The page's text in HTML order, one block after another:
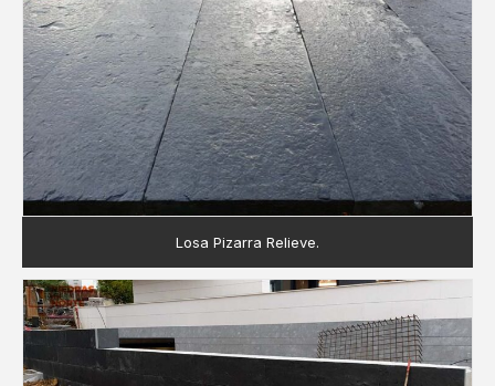
Losa Pizarra Relieve.